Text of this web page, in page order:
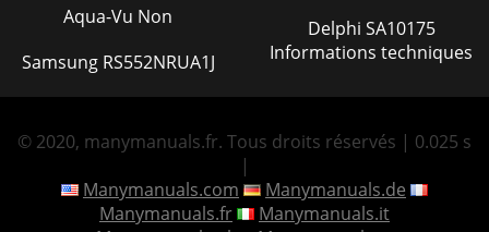
Aqua-Vu Non
Samsung RS552NRUA1J
Delphi SA10175
Informations techniques
© 2020, manymanuals.fr. Tous droits réservés | 0.025 s
|
Manymanuals.com
Manymanuals.de
Manymanuals.fr
Manymanuals.it